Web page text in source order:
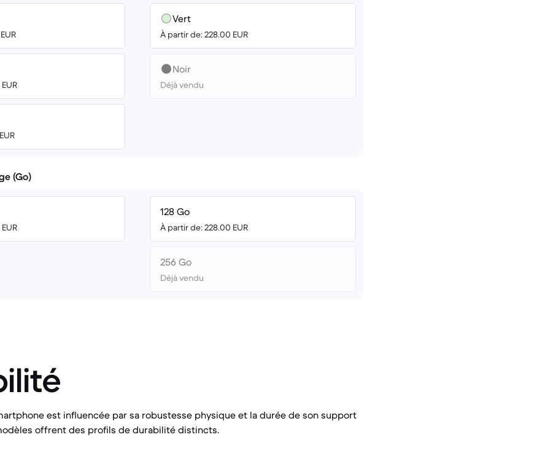
Vert
À partir de: 228.00 EUR
Noir
Déjà vendu
(Go)
128 Go
À partir de: 228.00 EUR
256 Go
Déjà vendu
est influencée par sa robustesse physique et la durée de son support
offrent des profils de durabilité distincts.